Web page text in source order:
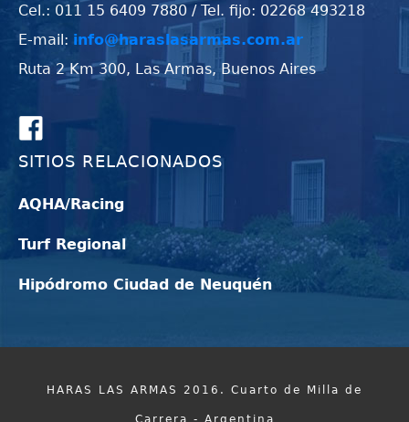
Cel.: 011 15 6409 7880 / Tel. fijo: 02268 493218
E-mail: info@haraslasarmas.com.ar
Ruta 2 Km 300, Las Armas, Buenos Aires
SITIOS RELACIONADOS
AQHA/Racing
Turf Regional
Hipódromo Ciudad de Neuquén
HARAS LAS ARMAS 2016. Cuarto de Milla de
Carrera - Argentina